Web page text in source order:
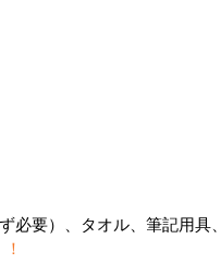
必要）、タオル、筆記用具